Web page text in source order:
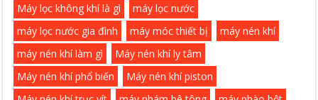
Máy lọc không khí là gì
máy lọc nước
máy lọc nước gia đình
máy móc thiết bị
máy nén khí
máy nén khí làm gì
Máy nén khí ly tâm
Máy nén khí phổ biến
Máy nén khí piston